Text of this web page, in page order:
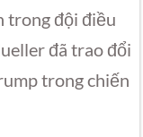
trong đội điều
đã trao đổi
trong chiến